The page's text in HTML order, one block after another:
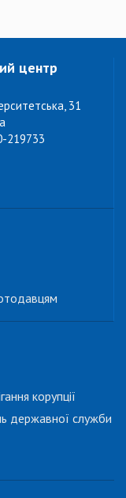
центр
31
219733
корупції
державної служби